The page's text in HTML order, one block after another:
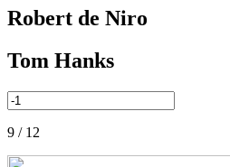
Robert de Niro
Tom Hanks
9 / 12